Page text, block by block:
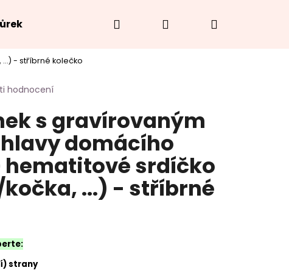
Hodnocení obchodu O náramcích
Hledat PřihlášeníNákupní
- stříbrné kolečko
hodnocení
s gravírovaným
domácího
hematitové srdíčko
...) - stříbrné
strany